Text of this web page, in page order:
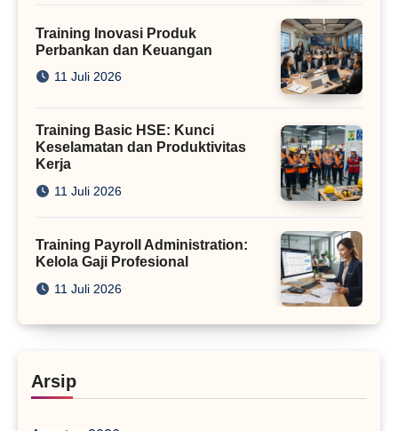
Training Inovasi Produk
Perbankan dan Keuangan
11 Juli 2026
Training Basic HSE: Kunci
Keselamatan dan Produktivitas
Kerja
11 Juli 2026
Training Payroll Administration:
Kelola Gaji Profesional
11 Juli 2026
Arsip